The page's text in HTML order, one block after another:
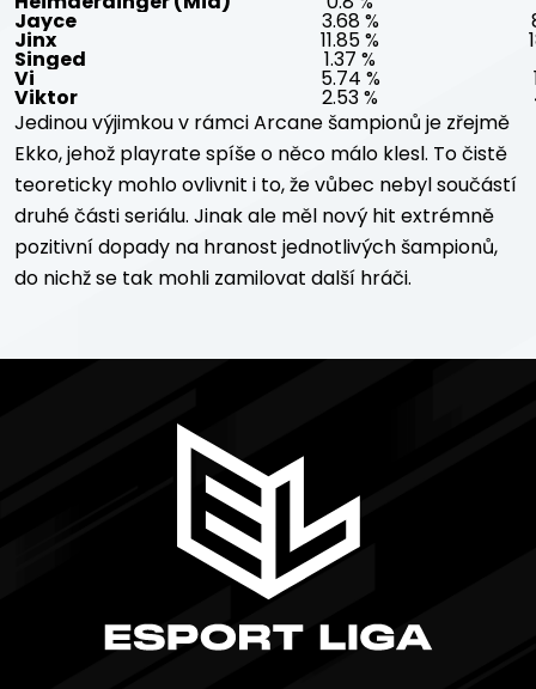
Jayce 3.68 %
Jinx 11.85 %
Singed 1.37 %
Vi 5.74 %
Viktor 2.53 %
Jedinou výjimkou v rámci Arcane šampionů je zřejmě
Ekko, jehož playrate spíše o něco málo klesl. To čistě
teoreticky mohlo ovlivnit i to, že vůbec nebyl součástí
druhé části seriálu. Jinak ale měl nový hit extrémně
pozitivní dopady na hranost jednotlivých šampionů,
do nichž se tak mohli zamilovat další hráči.